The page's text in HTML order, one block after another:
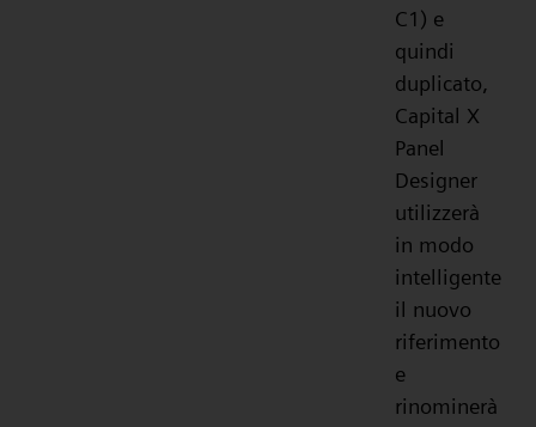
C1) e
quindi
duplicato,
Capital X
Panel
Designer
utilizzerà
in modo
intelligente
il nuovo
riferimento
e
rinominerà